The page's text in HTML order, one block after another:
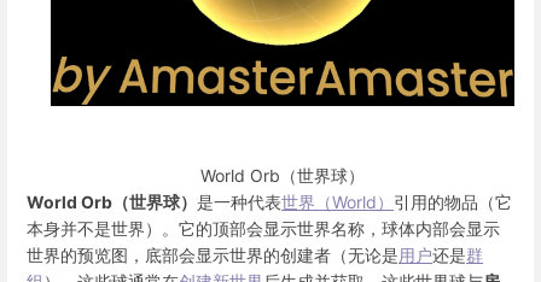
World Orb（世界球）
World Orb（世界球） 是一种代表世界（World） 引用的物品（它
本身并不是世界）。它的顶部会显示世界名称，球体内部会显示
世界的预览图，底部会显示世界的创建者（无论是用户还是群